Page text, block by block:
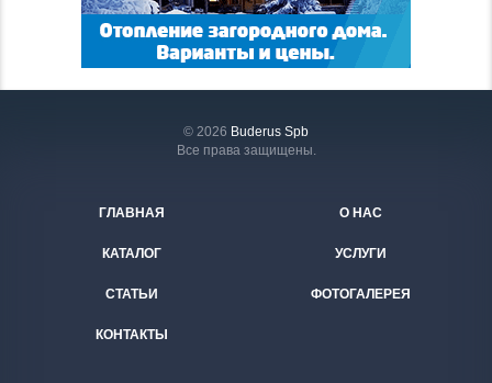
© 2026 Buderus Spb
Все права защищены.
ГЛАВНАЯ О НАС
КАТАЛОГ УСЛУГИ
СТАТЬИ ФОТОГАЛЕРЕЯ
КОНТАКТЫ